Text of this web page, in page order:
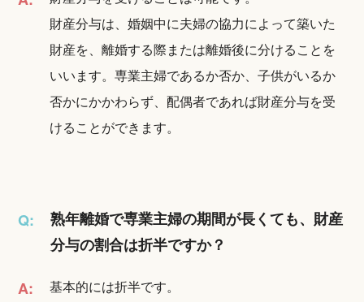
財産分与は、婚姻中に夫婦の協力によって築いた
財産を、離婚する際または離婚後に分けることを
いいます。専業主婦であるか否か、子供がいるか
否かにかかわらず、配偶者であれば財産分与を受
けることができます。
Q:
熟年離婚で専業主婦の期間が長くても、財産
分与の割合は折半ですか？
A:
基本的には折半です。